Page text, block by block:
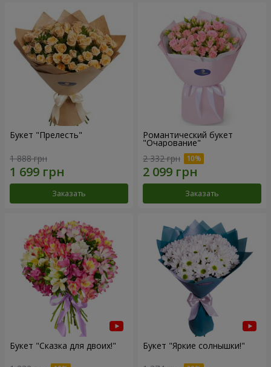
Букет "Прелесть"
1 888 грн
Заказать
Романтический букет
"Очарование"
2 332 грн
Заказать
Букет "Сказка для двоих!" Букет "Яркие солнышки!"